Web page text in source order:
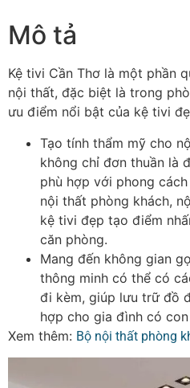
Mô tả
Kệ tivi Cần Thơ là một phần
nội thất, đặc biệt là trong
ưu điểm nổi bật của kệ tivi
Tạo tính thẩm mỹ cho
không chỉ đơn thuần là
phù hợp với phong
nội thất phòng khách,
kệ tivi đẹp tạo điểm
căn phòng.
Mang đến không gian
thông minh có thể có
đi kèm, giúp lưu trữ đồ
hợp cho gia đình có
Xem thêm: Bộ nội thất phòng